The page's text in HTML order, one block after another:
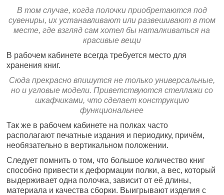
В том случае, когда полочки приобретаются под
сувениры, их устанавливают или развешивают в том
месте, где взгляд сам хотел бы наталкиваться на
красивые вещи
В рабочем кабинете всегда требуется место для
хранения книг.
Сюда прекрасно впишутся не только универсальные,
но и угловые модели. Приветствуются стеллажи со
шкафчиками, что сделает конструкцию
функциональнее
Так же в рабочем кабинете на полках часто
располагают печатные издания и периодику, причём,
необязательно в вертикальном положении.
Следует помнить о том, что большое количество книг
способно привести к деформации полки, а вес, который
выдерживает одна полочка, зависит от её длины,
материала и качества сборки. Выигрывают изделия с